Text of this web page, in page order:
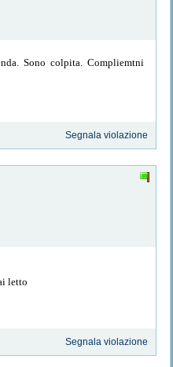
Sono colpita. Compliemtni
Segnala violazione
letto
Segnala violazione